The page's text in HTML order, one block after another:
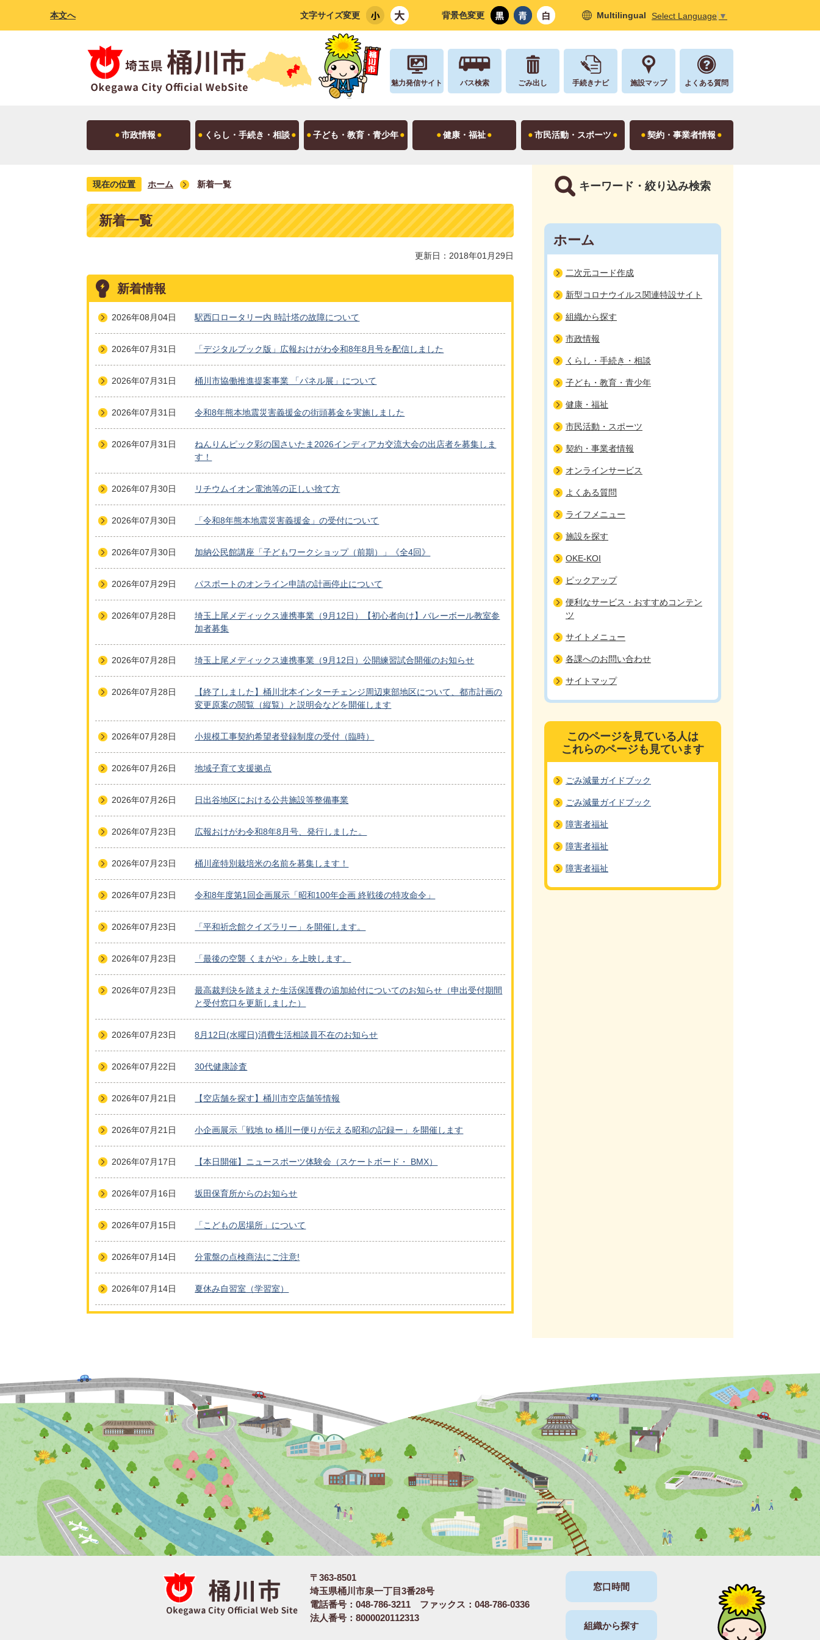
本文へ 文字サイズ変更 背景色変更 Multilingual Select Language ▼
魅力発信サイト バス検索 ごみ出し 手続きナビ 施設マップ よくある質問
市政情報 くらし・手続き・相談 子ども・教育・青少年 健康・福祉 市民活動・スポーツ 契約・事業者情報
現在の位置 ホーム 新着一覧
新着一覧
更新日：2018年01月29日
新着情報
2026年08月04日 駅西口ロータリー内 時計塔の故障について
2026年07月31日 「デジタルブック版」広報おけがわ令和8年8月号を配信しました
2026年07月31日 桶川市協働推進提案事業 「パネル展」について
2026年07月31日 令和8年熊本地震災害義援金の街頭募金を実施しました
2026年07月31日
ねんりんピック彩の国さいたま2026インディアカ交流大会の出店者を募集しま
す！
2026年07月30日 リチウムイオン電池等の正しい捨て方
2026年07月30日 「令和8年熊本地震災害義援金」の受付について
2026年07月30日 加納公民館講座「子どもワークショップ（前期）」《全4回》
2026年07月29日 パスポートのオンライン申請の計画停止について
2026年07月28日
埼玉上尾メディックス連携事業（9月12日）【初心者向け】バレーボール教室参
加者募集
2026年07月28日 埼玉上尾メディックス連携事業（9月12日）公開練習試合開催のお知らせ
2026年07月28日
【終了しました】桶川北本インターチェンジ周辺東部地区について、都市計画の
変更原案の閲覧（縦覧）と説明会などを開催します
2026年07月28日 小規模工事契約希望者登録制度の受付（臨時）
2026年07月26日 地域子育て支援拠点
2026年07月26日 日出谷地区における公共施設等整備事業
2026年07月23日 広報おけがわ令和8年8月号、発行しました。
2026年07月23日 桶川産特別栽培米の名前を募集します！
2026年07月23日 令和8年度第1回企画展示「昭和100年企画 終戦後の特攻命令」
2026年07月23日 「平和祈念館クイズラリー」を開催します。
2026年07月23日 「最後の空襲 くまがや」を上映します。
2026年07月23日
最高裁判決を踏まえた生活保護費の追加給付についてのお知らせ（申出受付期間
と受付窓口を更新しました）
2026年07月23日 8月12日(水曜日)消費生活相談員不在のお知らせ
2026年07月22日 30代健康診査
2026年07月21日 【空店舗を探す】桶川市空店舗等情報
2026年07月21日 小企画展示「戦地 to 桶川ー便りが伝える昭和の記録ー」を開催します
2026年07月17日 【本日開催】ニュースポーツ体験会（スケートボード・ BMX）
2026年07月16日 坂田保育所からのお知らせ
2026年07月15日 「こどもの居場所」について
2026年07月14日 分電盤の点検商法にご注意!
2026年07月14日 夏休み自習室（学習室）
キーワード・絞り込み検索
ホーム
二次元コード作成
新型コロナウイルス関連特設サイト
組織から探す
市政情報
くらし・手続き・相談
子ども・教育・青少年
健康・福祉
市民活動・スポーツ
契約・事業者情報
オンラインサービス
よくある質問
ライフメニュー
施設を探す
OKE-KOI
ピックアップ
便利なサービス・おすすめコンテン
ツ
サイトメニュー
各課へのお問い合わせ
サイトマップ
このページを見ている人は
これらのページも見ています
ごみ減量ガイドブック
ごみ減量ガイドブック
障害者福祉
障害者福祉
障害者福祉
〒363-8501
埼玉県桶川市泉一丁目3番28号
電話番号：048-786-3211 ファックス：048-786-0336
法人番号：8000020112313
窓口時間
組織から探す